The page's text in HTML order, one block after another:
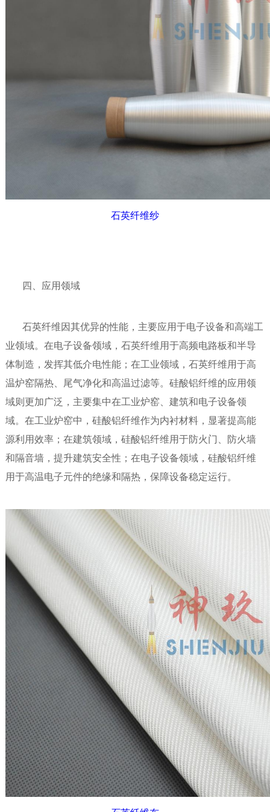
石英纤维纱
四、应用领域
石英纤维因其优异的性能，主要应用于电子设备和高端工
业领域。在电子设备领域，石英纤维用于高频电路板和半导
体制造，发挥其低介电性能；在工业领域，石英纤维用于高
温炉窑隔热、尾气净化和高温过滤等。硅酸铝纤维的应用领
域则更加广泛，主要集中在工业炉窑、建筑和电子设备领
域。在工业炉窑中，硅酸铝纤维作为内衬材料，显著提高能
源利用效率；在建筑领域，硅酸铝纤维用于防火门、防火墙
和隔音墙，提升建筑安全性；在电子设备领域，硅酸铝纤维
用于高温电子元件的绝缘和隔热，保障设备稳定运行。